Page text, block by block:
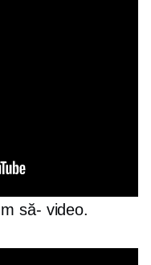
să- video.